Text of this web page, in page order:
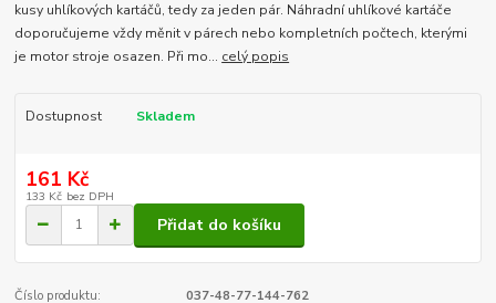
kusy uhlíkových kartáčů, tedy za jeden pár. Náhradní uhlíkové kartáče
doporučujeme vždy měnit v párech nebo kompletních počtech, kterými
je motor stroje osazen. Při mo... celý popis
Dostupnost Skladem
161 Kč
133 Kč bez DPH
Přidat do košíku
Číslo produktu: 037-48-77-144-762